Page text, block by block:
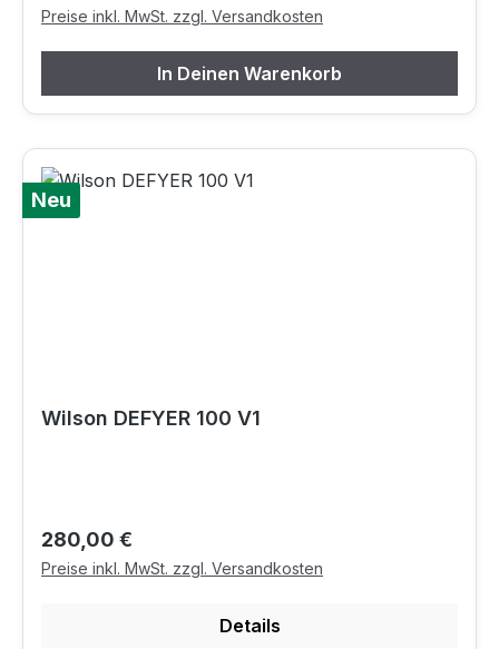
Preise inkl. MwSt. zzgl. Versandkosten
In Deinen Warenkorb
Neu
Wilson DEFYER 100 V1
Regulärer Preis:
280,00 €
Preise inkl. MwSt. zzgl. Versandkosten
Details